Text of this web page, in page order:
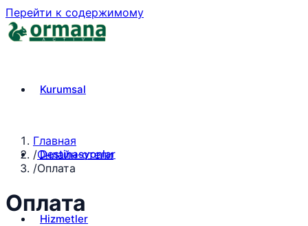
Перейти к содержимому
Kurumsal
Destinasyonlar
Hizmetler
Главная
/Онлайн-отели
/Оплата
Оплата